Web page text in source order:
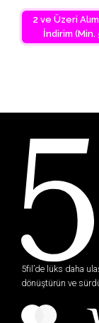
2 ve Üzeri
İndirim (Min.
5fil’de lüks daha
dönüştürün ve